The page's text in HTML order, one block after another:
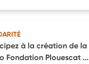
à la création de la
Fondation Plouescat ...